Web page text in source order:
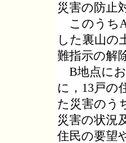
災害の防止
このうちA
した裏山の
難指示の解
B地点にお
に，13戸の
た災害のう
災害の状況
住民の要望